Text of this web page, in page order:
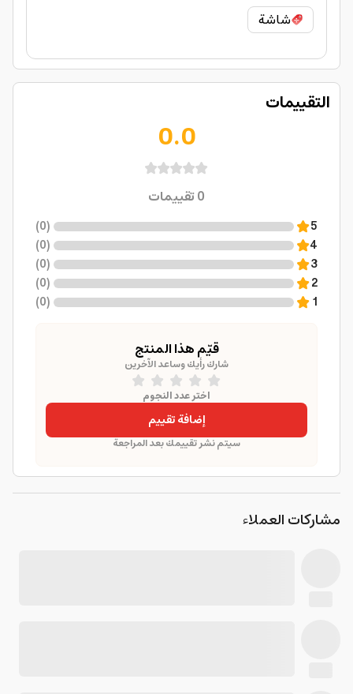
شاشة
التقييمات
0.0
0تقييمات
5
(
0
)
4
(
0
)
3
(
0
)
2
(
0
)
1
(
0
)
قيّم هذا المنتج
شارك رأيك وساعد الآخرين
اختر عدد النجوم
إضافة تقييم
سيتم نشر تقييمك بعد المراجعة
مشاركات العملاء